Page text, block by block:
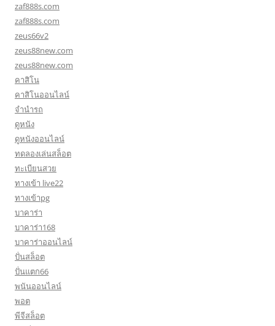
zaf888s.com
zaf888s.com
zeus66v2
zeus88new.com
zeus88new.com
คาสิโน
คาสิโนออนไลน์
จำนำรถ
ดูหนัง
ดูหนังออนไลน์
ทดลองเล่นสล็อต
ทะเบียนสวย
ทางเข้า live22
ทางเข้าpg
บาคาร่า
บาคาร่า168
บาคาร่าออนไลน์
ปั่นสล็อต
ปั่นแตก66
พนันออนไลน์
พอต
พีจีสล็อต